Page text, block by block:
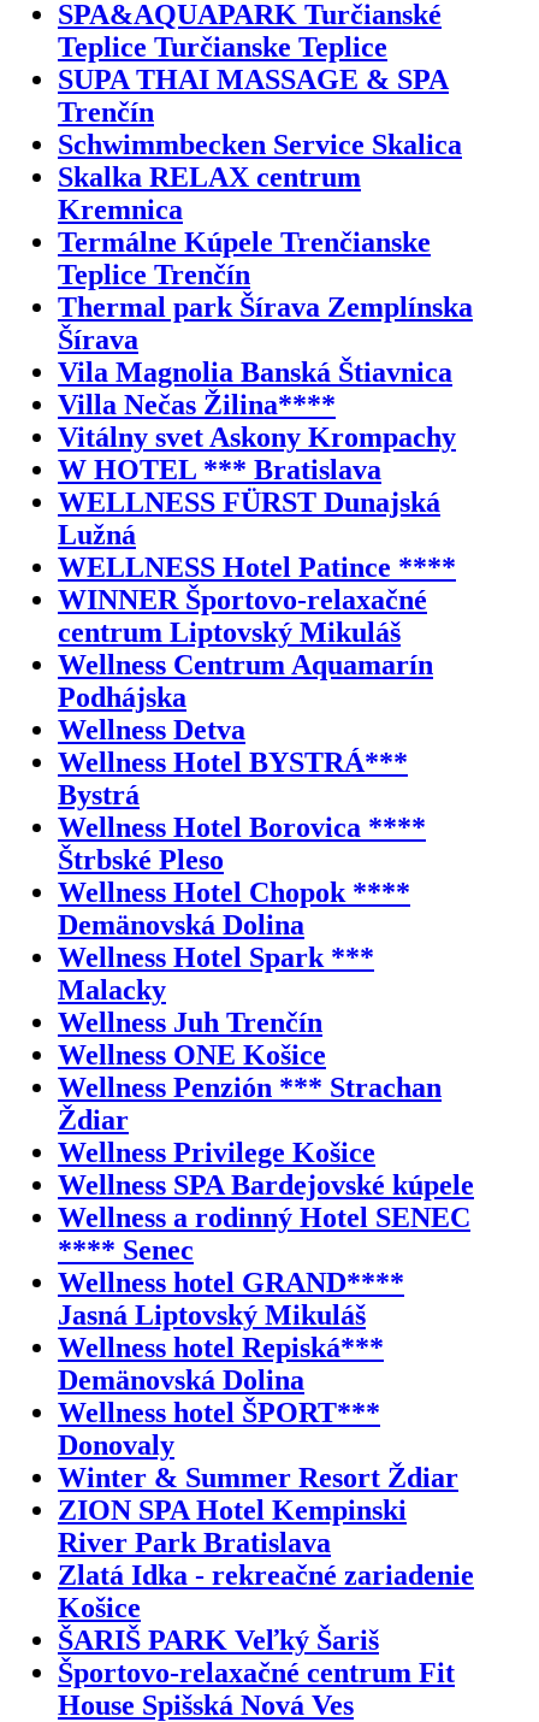
SPA&AQUAPARK Turčianské
Teplice Turčianske Teplice
SUPA THAI MASSAGE & SPA
Trenčín
Schwimmbecken Service Skalica
Skalka RELAX centrum
Kremnica
Termálne Kúpele Trenčianske
Teplice Trenčín
Thermal park Šírava Zemplínska
Šírava
Vila Magnolia Banská Štiavnica
Villa Nečas Žilina****
Vitálny svet Askony Krompachy
W HOTEL *** Bratislava
WELLNESS FÜRST Dunajská
Lužná
WELLNESS Hotel Patince ****
WINNER Športovo-relaxačné
centrum Liptovský Mikuláš
Wellness Centrum Aquamarín
Podhájska
Wellness Detva
Wellness Hotel BYSTRÁ***
Bystrá
Wellness Hotel Borovica ****
Štrbské Pleso
Wellness Hotel Chopok ****
Demänovská Dolina
Wellness Hotel Spark ***
Malacky
Wellness Juh Trenčín
Wellness ONE Košice
Wellness Penzión *** Strachan
Ždiar
Wellness Privilege Košice
Wellness SPA Bardejovské kúpele
Wellness a rodinný Hotel SENEC
**** Senec
Wellness hotel GRAND****
Jasná Liptovský Mikuláš
Wellness hotel Repiská***
Demänovská Dolina
Wellness hotel ŠPORT***
Donovaly
Winter & Summer Resort Ždiar
ZION SPA Hotel Kempinski
River Park Bratislava
Zlatá Idka - rekreačné zariadenie
Košice
ŠARIŠ PARK Veľký Šariš
Športovo-relaxačné centrum Fit
House Spišská Nová Ves